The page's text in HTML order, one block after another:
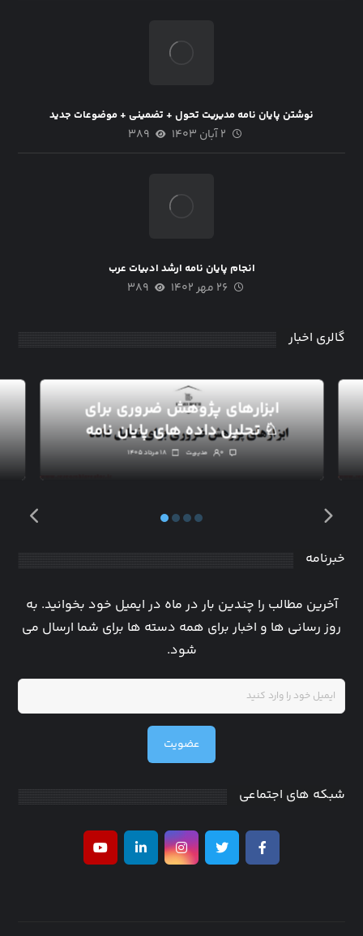
نوشتن پایان نامه مدیریت تحول + تضمینی + موضوعات جدید
۲ آبان ۱۴۰۳ ۳۸۹
انجام پایان نامه ارشد ادبیات عرب
۲۶ مهر ۱۴۰۲ ۳۸۹
گالری اخبار
ابزارهای پژوهش ضروری برای
تحلیل داده های پایان نامه ♘
۱۸ مرداد ۱۴۰۵ مدیریت ۰
خبرنامه
آخرین مطالب را چندین بار در ماه در ایمیل خود بخوانید. به
روز رسانی ها و اخبار برای همه دسته ها برای شما ارسال می
شود.
عضویت
شبکه های اجتماعی